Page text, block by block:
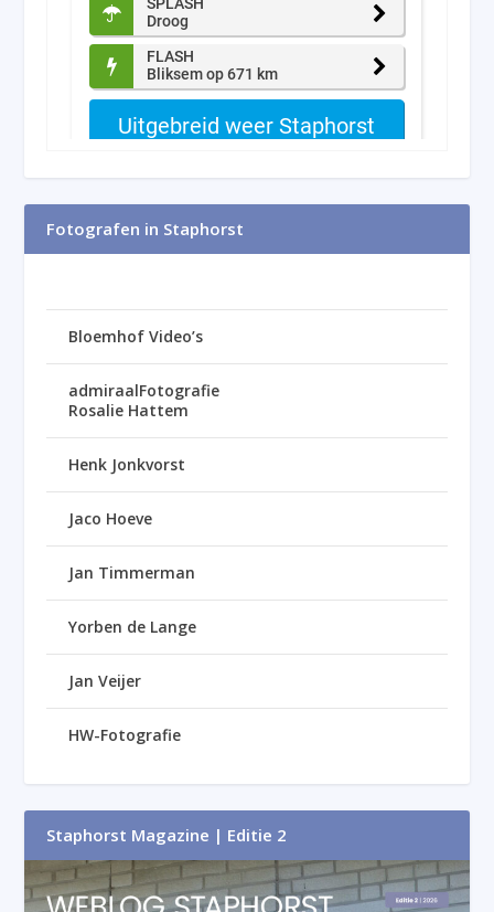
Fotografen in Staphorst
Bloemhof Video’s
admiraalFotografie
Rosalie Hattem
Henk Jonkvorst
Jaco Hoeve
Jan Timmerman
Yorben de Lange
Jan Veijer
HW-Fotografie
Staphorst Magazine | Editie 2